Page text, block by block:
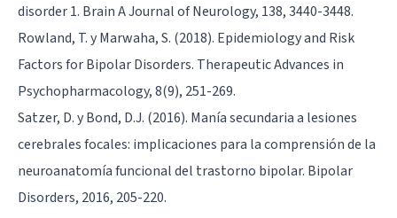
disorder 1. Brain A Journal of Neurology, 138, 3440-3448.
Rowland, T. y Marwaha, S. (2018). Epidemiology and Risk
Factors for Bipolar Disorders. Therapeutic Advances in
Psychopharmacology, 8(9), 251-269.
Satzer, D. y Bond, D.J. (2016). Manía secundaria a lesiones
cerebrales focales: implicaciones para la comprensión de la
neuroanatomía funcional del trastorno bipolar. Bipolar
Disorders, 2016, 205-220.